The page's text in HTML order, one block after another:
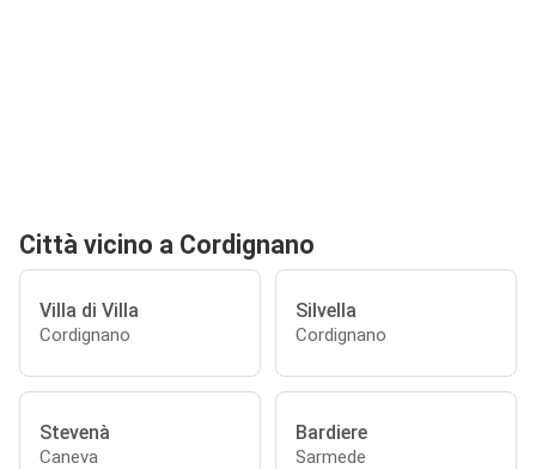
Città vicino a Cordignano
Villa di Villa
Cordignano
Silvella
Cordignano
Stevenà
Caneva
Bardiere
Sarmede